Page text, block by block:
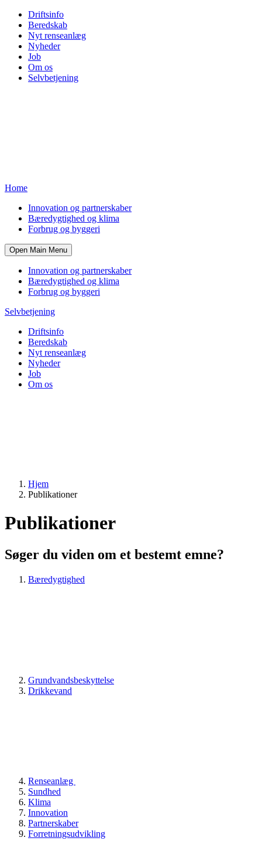
Driftsinfo
Beredskab
Nyt renseanlæg
Nyheder
Job
Om os
Selvbetjening
Home
Innovation og partnerskaber
Bæredygtighed og klima
Forbrug og byggeri
Open Main Menu
Innovation og partnerskaber
Bæredygtighed og klima
Forbrug og byggeri
Selvbetjening
Driftsinfo
Beredskab
Nyt renseanlæg
Nyheder
Job
Om os
Hjem
Publikationer
Publikationer
Søger du viden om et bestemt emne?
Bæredygtighed
Grundvandsbeskyttelse
Drikkevand
Renseanlæg
Sundhed
Klima
Innovation
Partnerskaber
Forretningsudvikling